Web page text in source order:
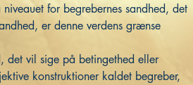
for begrebernes sandhed, det
er denne verdens grænse
det vil sige på betingethed eller
konstruktioner kaldet begreber,